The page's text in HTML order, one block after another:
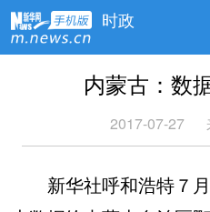
时政
内蒙古：数
2017-07-27
新华社呼和浩特７月